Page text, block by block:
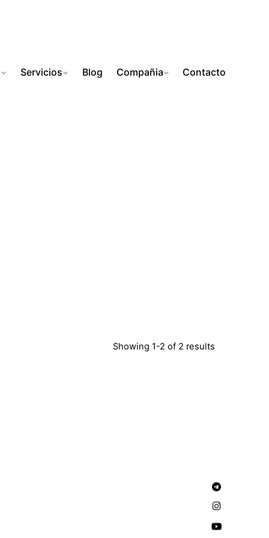
Servicios Blog Compañia Contacto
Showing 1-2 of 2 results